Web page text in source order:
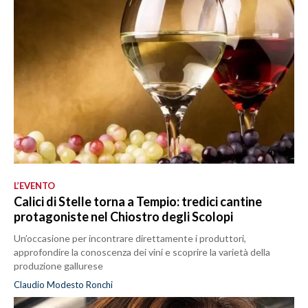
L’EVENTO
Calici di Stelle torna a Tempio: tredici cantine
protagoniste nel Chiostro degli Scolopi
Un’occasione per incontrare direttamente i produttori,
approfondire la conoscenza dei vini e scoprire la varietà della
produzione gallurese
Claudio Modesto Ronchi